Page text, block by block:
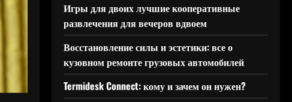
Игры для двоих лучшие кооперативные
развлечения для вечеров вдвоем
Восстановление силы и эстетики: все о
кузовном ремонте грузовых автомобилей
Termidesk Connect: кому и зачем он нужен?